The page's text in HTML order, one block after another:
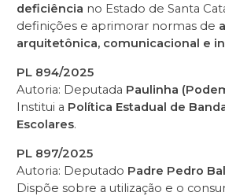
deficiência no Estado de Santa
definições e aprimorar normas de
arquitetônica, comunicacional e
PL 894/2025
Autoria: Deputada Paulinha
Institui a Política Estadual de
Escolares.
PL 897/2025
Autoria: Deputado Padre Pedro
Dispõe sobre a utilização e o